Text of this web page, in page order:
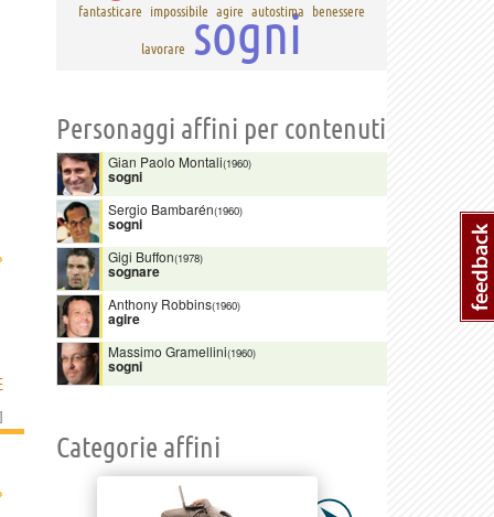
]
fantasticare
impossibile agire autostima benessere
lavorare sogni
Personaggi affini per contenuti
Gian Paolo Montali(1960)
sogni
Sergio Bambarén(1960)
sogni
Gigi Buffon(1978)
sognare
Anthony Robbins(1960)
agire
Massimo Gramellini(1960)
sogni
Categorie affini